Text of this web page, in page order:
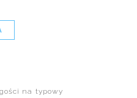
na typowy